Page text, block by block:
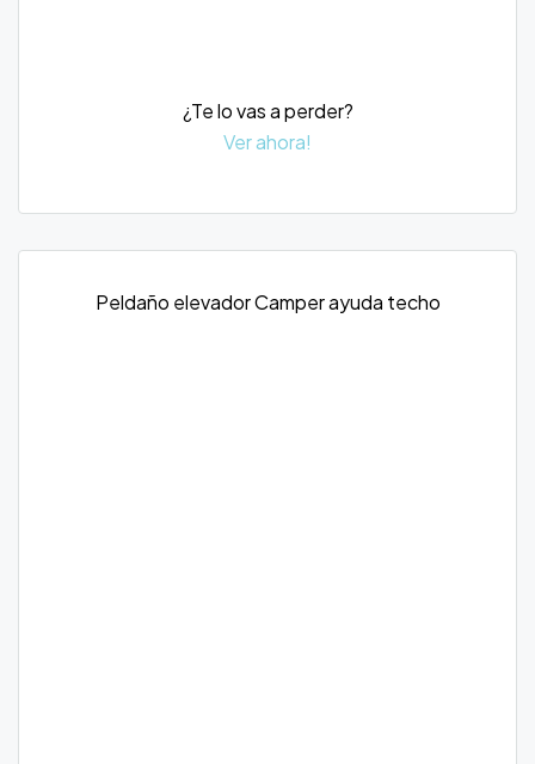
¿Te lo vas a perder?
Ver ahora!
Peldaño elevador Camper ayuda techo